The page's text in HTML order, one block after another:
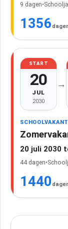
9 dagen•
1356
START
20
JUL
2030
→
20 juli 2030
44 dagen•
1440